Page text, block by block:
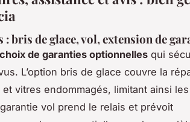
bris de glace, vol, extension de
de garanties optionnelles qui
L’option bris de glace couvre la
vitres endommagés, limitant ainsi
vol prend le relais et prévoit